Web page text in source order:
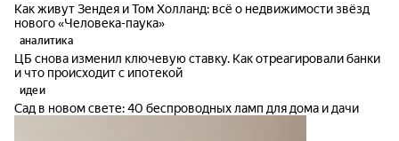
Как живут Зендея и Том Холланд: всё о недвижимости звёзд
нового «Человека-паука»
аналитика
ЦБ снова изменил ключевую ставку. Как отреагировали банки
и что происходит с ипотекой
идеи
Сад в новом свете: 40 беспроводных ламп для дома и дачи